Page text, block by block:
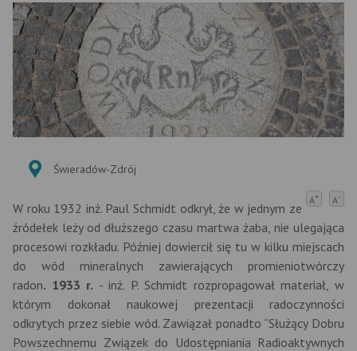
Świeradów-Zdrój
A+ A-
W roku 1932 inż. Paul Schmidt odkrył, że w jednym ze
źródełek leży od dłuższego czasu martwa żaba, nie ulegająca
procesowi rozkładu. Później dowiercił się tu w kilku miejscach
do wód mineralnych zawierających promieniotwórczy
radon. 1933 r. - inż. P. Schmidt rozpropagował materiał, w
którym dokonał naukowej prezentacji radoczynności
odkrytych przez siebie wód. Zawiązał ponadto “Służący Dobru
Powszechnemu Związek do Udostępniania Radioaktywnych